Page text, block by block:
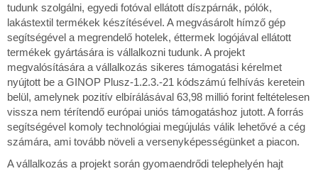
tudunk szolgálni, egyedi fotóval ellátott díszpárnák, pólók,
lakástextil termékek készítésével. A megvásárolt hímző gép
segítségével a megrendelő hotelek, éttermek logójával ellátott
termékek gyártására is vállalkozni tudunk. A projekt
megvalósítására a vállalkozás sikeres támogatási kérelmet
nyújtott be a GINOP Plusz-1.2.3.-21 kódszámú felhívás keretein
belül, amelynek pozitív elbírálásával 63,98 millió forint feltételesen
vissza nem térítendő európai uniós támogatáshoz jutott. A forrás
segítségével komoly technológiai megújulás válik lehetővé a cég
számára, ami tovább növeli a versenyképességünket a piacon.
A vállalkozás a projekt során gyomaendrődi telephelyén hajt